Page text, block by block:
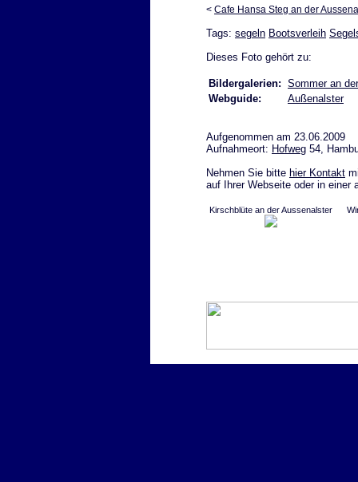
< Cafe Hansa Steg an der
Tags: segeln Bootsverleih
Dieses Foto gehört zu:
Bildergalerien: Sommer an
Webguide:
Außenalster
Aufgenommen am 23.06.2009
Aufnahmeort: Hofweg 54,
Nehmen Sie bitte hier Kontakt
auf Ihrer Webseite oder in einer
Kirschblüte an der Aussenalster